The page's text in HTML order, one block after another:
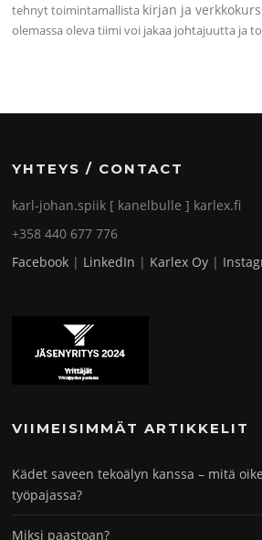
tehnyt toimintamallista kirjan ja
olemassa oleva tiimi voi jakaa johtajuutta ja
YHTEYS / CONTACT
karl-johan.spiik [ kanelbulle ] karlex.fi
+358 440 677 776
Facebook | LinkedIn | Karlex Oy |
VIIMEISIMMÄT ARTIKKELIT
Kädet saveen tekoälyn kanssa – mitä
työpajassa?
Miksi paastoan?